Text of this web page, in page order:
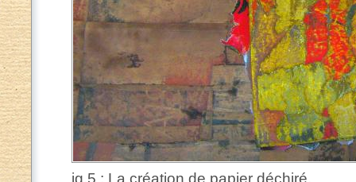
ig.5 : La création de papier déchiré.